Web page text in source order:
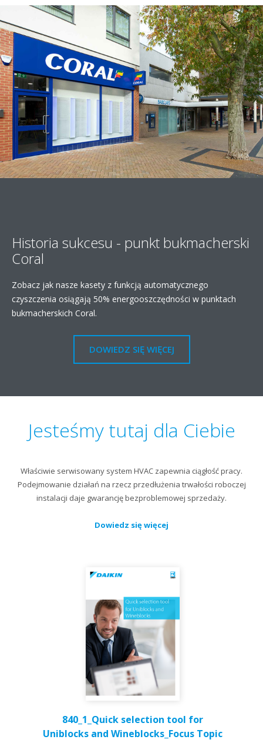
Historia sukcesu - punkt bukmacherski
Coral
Zobacz jak nasze kasety z funkcją automatycznego
czyszczenia osiągają 50% energooszczędności w punktach
bukmacherskich Coral.
DOWIEDZ SIĘ WIĘCEJ
Jesteśmy tutaj dla Ciebie
Właściwie serwisowany system HVAC zapewnia ciągłość pracy.
Podejmowanie działań na rzecz przedłużenia trwałości roboczej
instalacji daje gwarancję bezproblemowej sprzedaży.
Dowiedz się więcej
840_1_Quick selection tool for
Uniblocks and Wineblocks_Focus Topic